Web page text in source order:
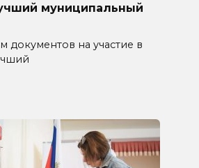
муниципальный
документов на участие в